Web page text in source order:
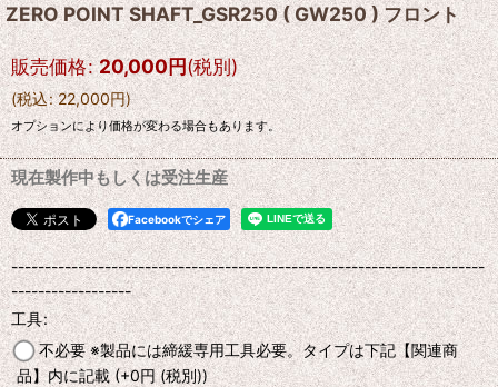
ZERO POINT SHAFT_GSR250 ( GW250 ) フロント
販売価格: 20,000円(税別)
(税込: 22,000円)
オプションにより価格が変わる場合もあります。
現在製作中もしくは受注生産
Facebookでシェア
-----------------------------------------------------------------------
------------------
工具:
不必要 ※製品には締緩専用工具必要。タイプは下記【関連商
品】内に記載(+0円 (税別))